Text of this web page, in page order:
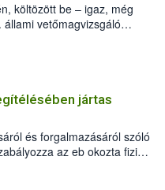
költözött be – igaz, még
vetőmagvizsgáló
Czigler Győző által
jártas
és forgalmazásáról szóló
az eb okozta fizikai
felmerülő
eb tartását és annak